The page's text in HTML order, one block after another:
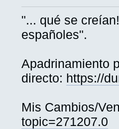
"... qué se
españoles".
Apadrinamiento
directo: https://
Mis Cambios/
topic=271207.0